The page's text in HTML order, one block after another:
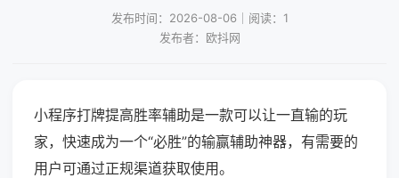
发布时间：2026-08-06｜阅读：1
发布者：欧抖网
小程序打牌提高胜率辅助是一款可以让一直输的玩
家，快速成为一个“必胜”的输赢辅助神器，有需要的
用户可通过正规渠道获取使用。